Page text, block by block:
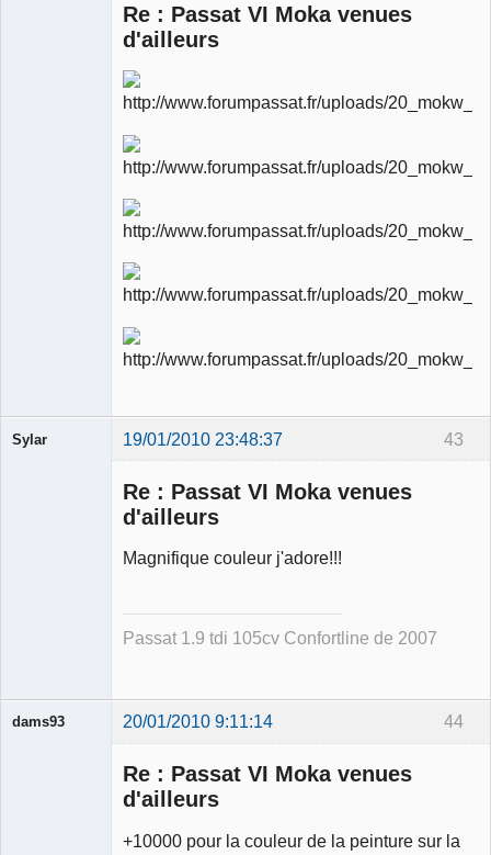
Re : Passat VI Moka venues
d'ailleurs
43
Sylar 19/01/2010 23:48:37
Re : Passat VI Moka venues
d'ailleurs
Magnifique couleur j'adore!!!
Passat 1.9 tdi 105cv Confortline de 2007
44
dams93 20/01/2010 9:11:14
Re : Passat VI Moka venues
d'ailleurs
+10000 pour la couleur de la peinture sur la